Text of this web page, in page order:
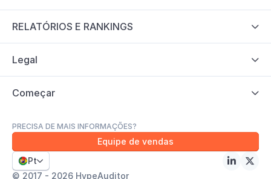
PRECISA DE MAIS INFORMAÇÕES?
Equipe de vendas
 
Pt
© 2017 - 2026 HypeAuditor
RELATÓRIOS E RANKINGS 
Legal 
Começar 